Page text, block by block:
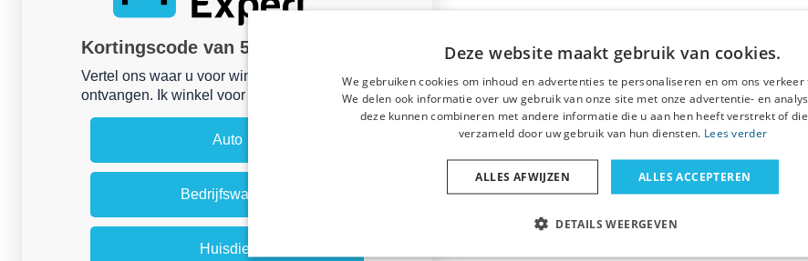
Treeplanken
Deurladders
Front-, rear- & side bars
Frontbars
Dakdragers
Laadruimte-bescherming
Opbergbakken
Deze website maakt gebruik van cookies.
We gebruiken cookies om inhoud en advertenties te personaliseren en om ons verkeer
We delen ook informatie over uw gebruik van onze site met onze advertentie- en
deze kunnen combineren met andere informatie die u aan hen heeft verstrekt of
verzameld door uw gebruik van hun diensten. Lees verder
ALLES ACCEPTEREN
ALLES AFWIJZEN
DETAILS WEERGEVEN
Kortingscode van 5% ontvangen?
Vertel ons waar u voor winkelt om uw korting te
ontvangen. Ik winkel voor mijn:
Auto
Bedrijfswagen
Huisdier